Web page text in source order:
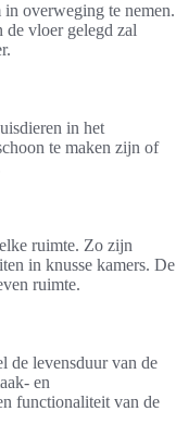
overweging te nemen.
vloer gelegd zal
in het
te maken zijn of
ruimte. Zo zijn
in knusse kamers. De
ruimte.
de levensduur van de
en
functionaliteit van de